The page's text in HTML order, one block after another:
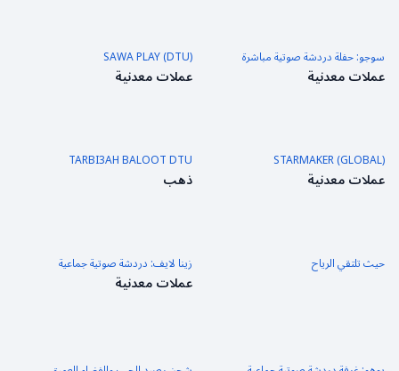
سوجو: حفلة دردشة صوتية مباشرة
عملات معدنية
SAWA PLAY (DTU)
عملات معدنية
STARMAKER (GLOBAL)
عملات معدنية
TARBI3AH BALOOT DTU
ذهب
حيث تلتقي الرياح زينا لايف: دردشة صوتية جماعية
عملات معدنية